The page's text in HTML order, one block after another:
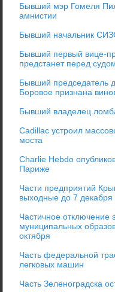
Бывший мэр Гомеля
амнистии
Бывший начальник
Бывший первый вице-
предстанет перед
Бывший председатель
Боровое признана
Бывший владелец
Cadillac устроил
моста
Charlie Hebdo
Париже
Части предприятий
выходные до 7 декабря
Частичное отключение
муниципальных
октября
Часть федеральной
легковых машин
Часть Зеленоградска